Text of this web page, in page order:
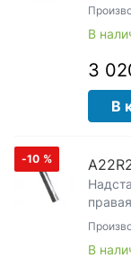
В
3
В
-10 %
В